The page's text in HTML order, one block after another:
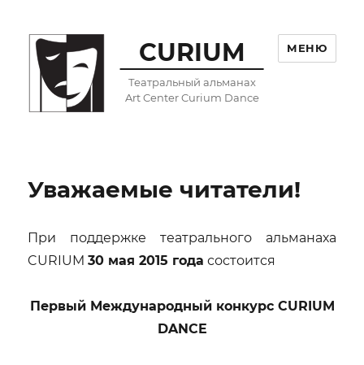
CURIUM
Театральный альманах
Art Center Curium Dance
МЕНЮ
Уважаемые читатели!
При поддержке театрального альманаха
CURIUM30 мая 2015 года состоится
Первый Международный конкурс CURIUM
DANCE